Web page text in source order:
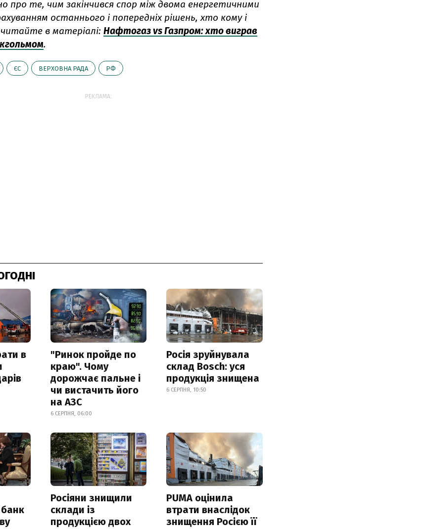
про те, чим закінчився спор між двома енергетичними
останнього і попередніх рішень, хто кому і
читайте в матеріалі: Нафтогаз vs Газпром: хто виграв
.
ЄС ВЕРХОВНА РАДА РФ
РЕКЛАМА:
в
"Ринок пройде по
краю". Чому
дорожчає пальне і
чи вистачить його
на АЗС
6 СЕРПНЯ, 06:00
Росія зруйнувала
склад Bosch: уся
продукція знищена
6 СЕРПНЯ, 10:50
Росіяни знищили
склади із
продукцією двох
PUMA оцінила
втрати внаслідок
знищення Росією її